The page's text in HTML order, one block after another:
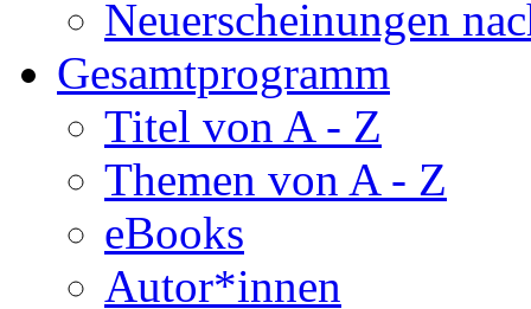
Neuerscheinungen
Gesamtprogramm
Titel von A - Z
Themen von A - Z
eBooks
Autor*innen